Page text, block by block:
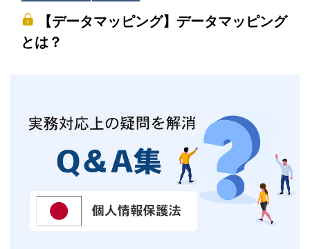
【データマッピング】データマッピング
とは？